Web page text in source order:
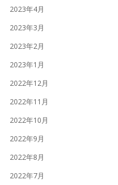
2023年4月
2023年3月
2023年2月
2023年1月
2022年12月
2022年11月
2022年10月
2022年9月
2022年8月
2022年7月